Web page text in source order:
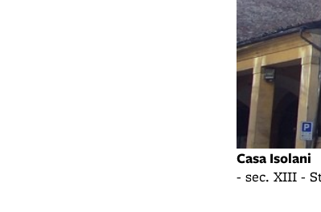
Casa Isolani
- sec. XIII -